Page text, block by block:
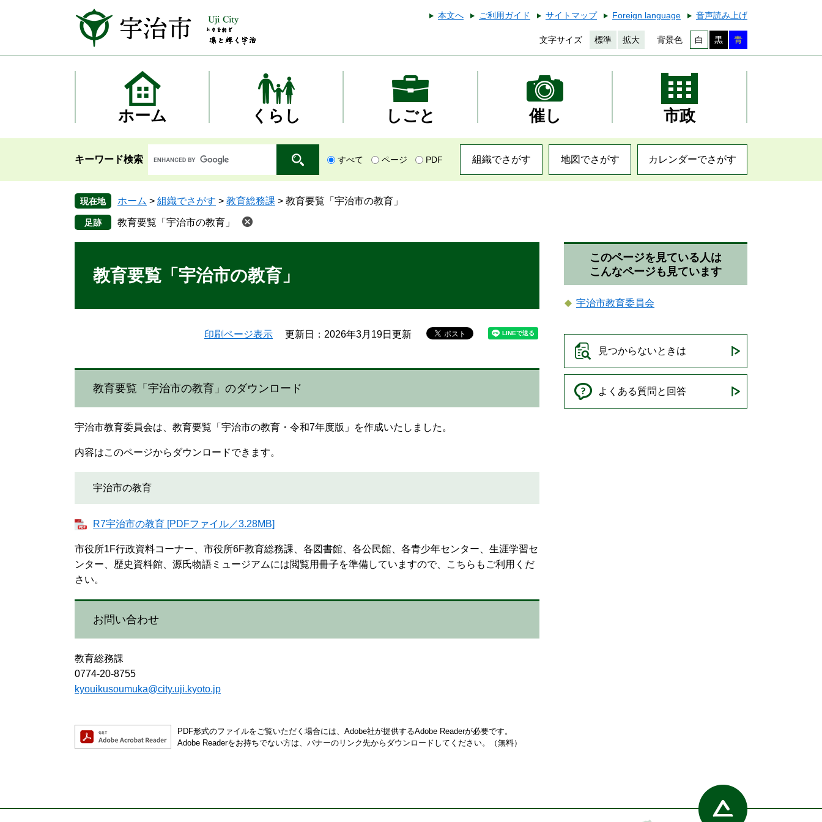
本
本文へ ご利用ガイド サイトマップ Foreign language 音声読み上げ
文字サイズ 標準 拡大 背景色 白 黒 青
ホーム くらし しごと 催し 市政
キーワード検索 すべて ページ PDF 組織でさがす 地図でさがす カレンダーでさがす
現在地 ホーム > 組織でさがす > 教育総務課 > 教育要覧「宇治市の教育」
教育要覧「宇治市の教育」
教育要覧「宇治市の教育」
印刷ページ表示 更新日：2026年3月19日更新
教育要覧「宇治市の教育」のダウンロード
宇治市教育委員会は、教育要覧「宇治市の教育・令和7年度版」を作成いたしました。
内容はこのページからダウンロードできます。
宇治市の教育
R7宇治市の教育 [PDFファイル／3.28MB]
市役所1F行政資料コーナー、市役所6F教育総務課、各図書館、各公民館、各青少年センター、生涯学習セ
ンター、歴史資料館、源氏物語ミュージアムには閲覧用冊子を準備していますので、こちらもご利用くだ
さい。
お問い合わせ
教育総務課
0774-20-8755
kyouikusoumuka@city.uji.kyoto.jp
PDF形式のファイルをご覧いただく場合には、Adobe社が提供するAdobe Readerが必要です。
Adobe Readerをお持ちでない方は、バナーのリンク先からダウンロードしてください。（無料）
このページを見ている人は
こんなページも見ています
宇治市教育委員会
見つからないときは
よくある質問と回答